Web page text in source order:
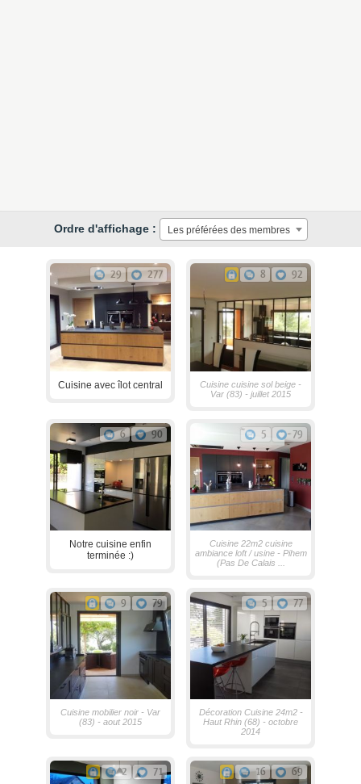
Ordre d'affichage : Les préférées des membres
29 277
Cuisine avec îlot central
8 92
Cuisine cuisine sol beige -
Var (83) - juillet 2015
6 90
Notre cuisine enfin
terminée :)
5 79
Cuisine 22m2 cuisine
ambiance loft / usine - Pihem
(Pas De Calais ...
9 79
Cuisine mobilier noir - Var
(83) - aout 2015
5 77
Décoration Cuisine 24m2 -
Haut Rhin (68) - octobre
2014
2 71 16 69